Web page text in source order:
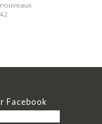
Facebook